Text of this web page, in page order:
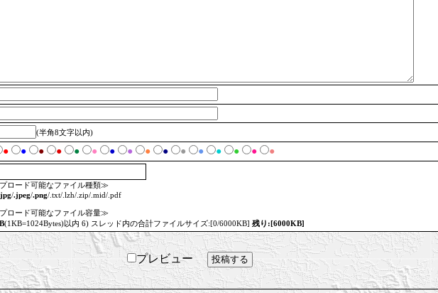
(半角8文字以内)
● ● ● ● ● ● ● ● ● ● ● ● ● ● ● ●
ロード可能なファイル種類≫
/.jpeg/.png/.txt/.lzh/.zip/.mid/.pdf
ロード可能なファイル容量≫
(1KB=1024Bytes)以内 6) スレッド内の合計ファイルサイズ:[0/6000KB] 残り:[6000KB]
プレビュー